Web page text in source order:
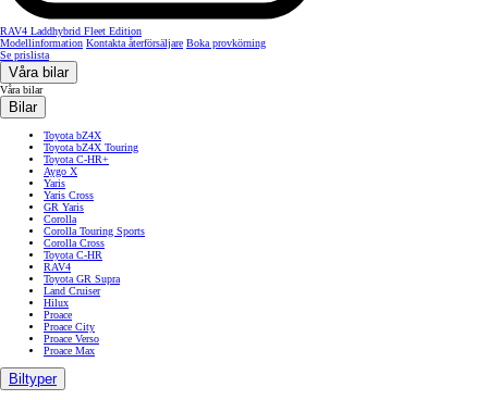
RAV4 Laddhybrid Fleet Edition
Modellinformation Kontakta återförsäljare Boka provkörning
Se prislista
Våra bilar
Våra bilar
Bilar
Toyota bZ4X
Toyota bZ4X Touring
Toyota C-HR+
Aygo X
Yaris
Yaris Cross
GR Yaris
Corolla
Corolla Touring Sports
Corolla Cross
Toyota C-HR
RAV4
Toyota GR Supra
Land Cruiser
Hilux
Proace
Proace City
Proace Verso
Proace Max
Biltyper